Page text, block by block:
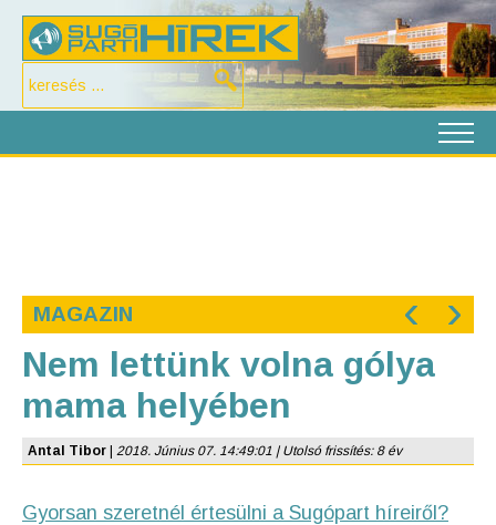
MAGAZIN ‹ ›
Nem lettünk volna gólya
mama helyében
Antal Tibor 2018. Június 07. 14:49:01 | Utolsó frissítés: 8 év
Gyorsan szeretnél értesülni a Sugópart híreiről?